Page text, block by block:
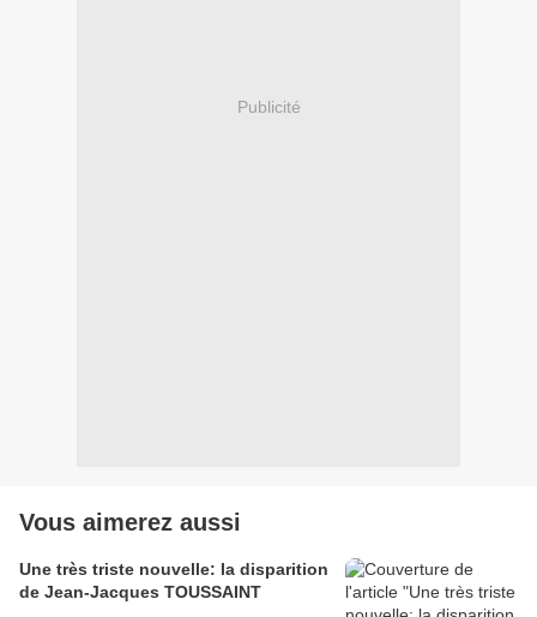
Publicité
Vous aimerez aussi
Une très triste nouvelle: la disparition
de Jean-Jacques TOUSSAINT